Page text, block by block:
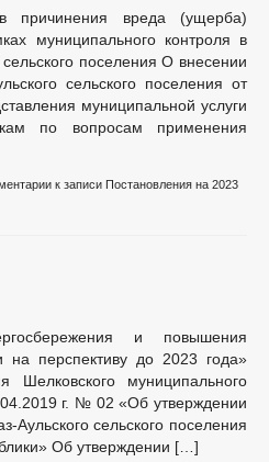
причинения вреда (ущерба)
муниципального контроля в
поселения О внесении
сельского поселения от
муниципальной услуги
по вопросам применения
к записи Постановления на 2023
и повышения
на перспективу до 2023 года»
Шелковского муниципального
г. № 02 «Об утверждении
Аульского сельского поселения
Об утверждении […]